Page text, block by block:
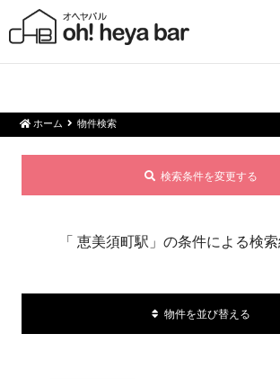
ホーム 物件検索
検索条件を変更する
「 恵美須町駅 」の条件による検
物件を並び替える